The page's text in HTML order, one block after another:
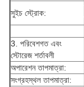
সুইচ স্ট্রোক:
3. পরিবেশগত এবং
স্টোরেজ শর্তাবলী
অপারেশন তাপমাত্রা:
সংগ্রহস্থল তাপমাত্রা: